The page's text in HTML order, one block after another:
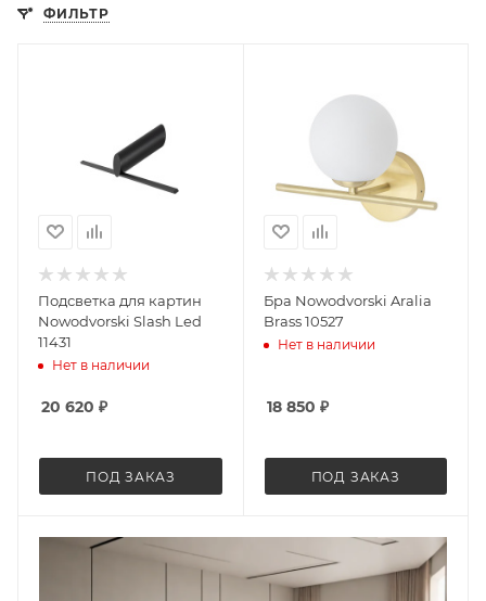
ФИЛЬТР
Подсветка для картин
Nowodvorski Slash Led
11431
Нет в наличии
20 620 ₽
ПОД ЗАКАЗ
Бра Nowodvorski Aralia
Brass 10527
Нет в наличии
18 850 ₽
ПОД ЗАКАЗ